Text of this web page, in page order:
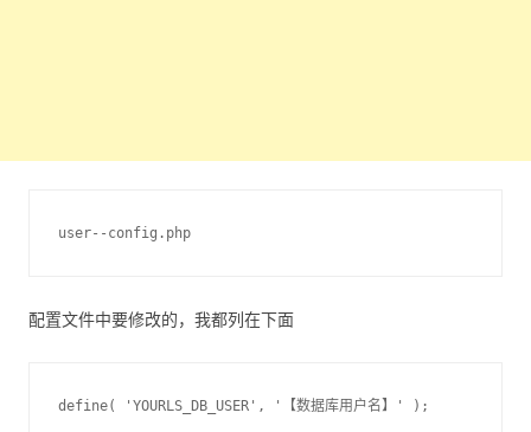
配置文件中要修改的，我都列在下面
define( 'YOURLS_DB_USER', '【数据库用户名】' );